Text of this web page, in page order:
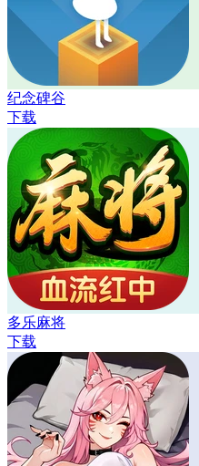
纪念碑谷
下载
多乐麻将
下载